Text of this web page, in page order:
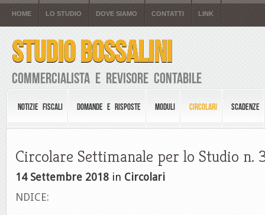
HOME LO STUDIO DOVE SIAMO CONTATTI LINK
STUDIO BOSSALINI
Commercialista e Revisore Contabile
NOTIZIE FISCALI DOMANDE E RISPOSTE MODULI CIRCOLARI SCADENZE
Circolare Settimanale per lo Studio n.
14 Settembre 2018 in Circolari
NDICE: